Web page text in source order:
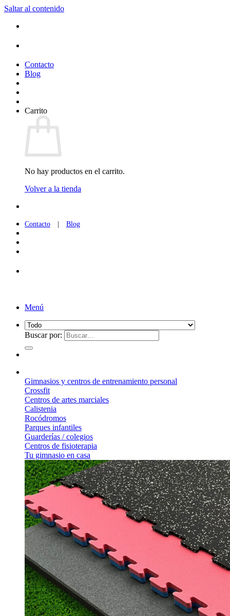
Saltar al contenido
Contacto
Blog
Carrito
No hay productos en el carrito.
Volver a la tienda
Contacto Blog
Menú
Buscar por:
Gimnasios y centros de entrenamiento personal
Crossfit
Centros de artes marciales
Calistenia
Rocódromos
Parques infantiles
Guarderías / colegios
Centros de fisioterapia
Tu gimnasio en casa